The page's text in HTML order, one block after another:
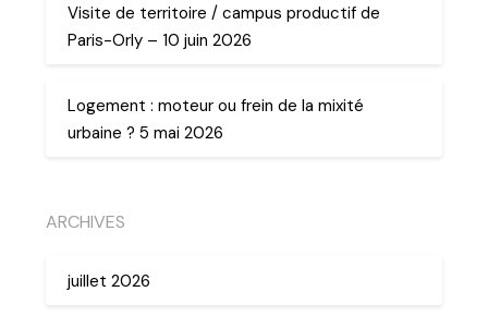
Visite de territoire / campus productif de
Paris-Orly – 10 juin 2026
Logement : moteur ou frein de la mixité
urbaine ? 5 mai 2026
ARCHIVES
juillet 2026